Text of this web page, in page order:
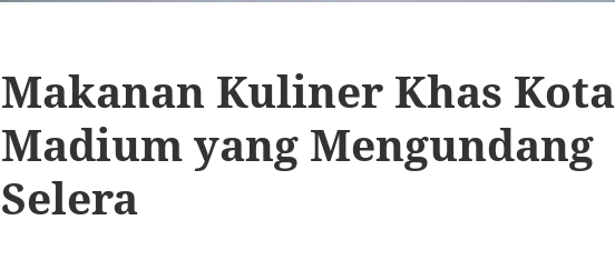
Makanan Kuliner Khas Kota
Madium yang Mengundang
Selera